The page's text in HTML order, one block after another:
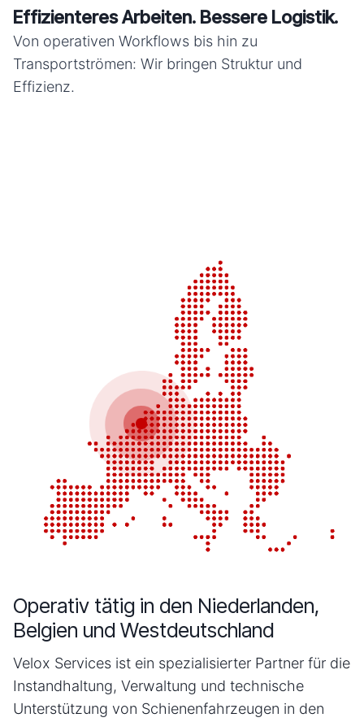
Effizienteres Arbeiten. Bessere Logistik.
Von operativen Workflows bis hin zu
Transportströmen: Wir bringen Struktur und
Effizienz.
Operativ tätig in den Niederlanden,
Belgien und Westdeutschland
Velox Services ist ein spezialisierter Partner für die
Instandhaltung, Verwaltung und technische
Unterstützung von Schienenfahrzeugen in den